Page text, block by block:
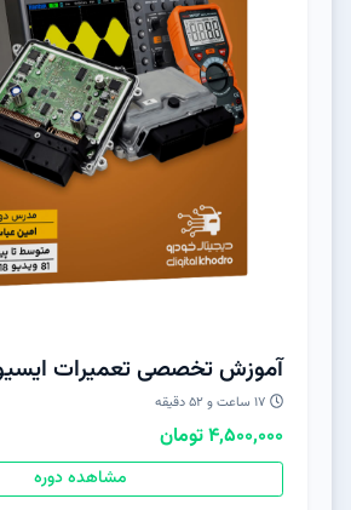
آموزش تخصصی تعمیرات
17 ساعت و 52 دقیقه
4,500,000 تومان
مشاهده دوره